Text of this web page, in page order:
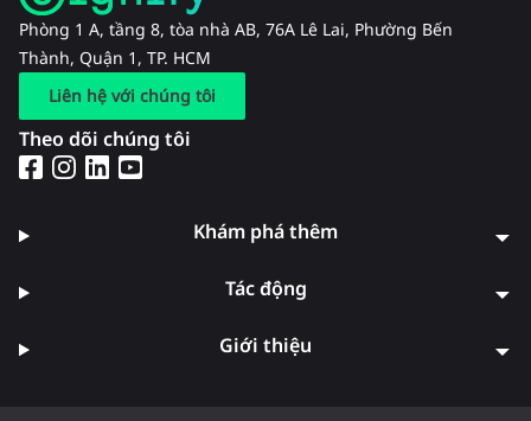
Phòng 1 A, tầng 8, tòa nhà AB, 76A Lê Lai, Phường Bến
Thành, Quận 1, TP. HCM
Liên hệ với chúng tôi
Theo dõi chúng tôi
Khám phá thêm
Tác động
Giới thiệu